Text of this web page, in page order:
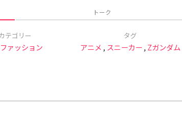
トーク
テゴリー
ファッション
タグ
アニメ , スニーカー , Zガンダム